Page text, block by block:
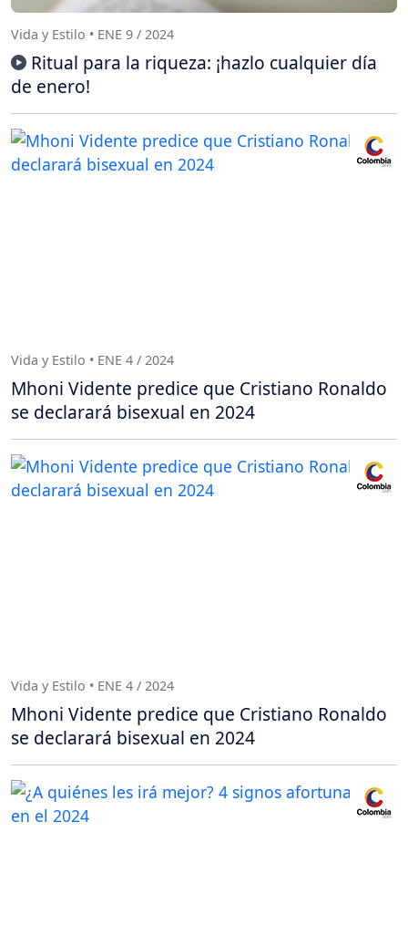
Vida y Estilo • ENE 9 / 2024
Ritual para la riqueza: ¡hazlo cualquier día
de enero!
Vida y Estilo • ENE 4 / 2024
Mhoni Vidente predice que Cristiano Ronaldo
se declarará bisexual en 2024
Vida y Estilo • ENE 4 / 2024
Mhoni Vidente predice que Cristiano Ronaldo
se declarará bisexual en 2024